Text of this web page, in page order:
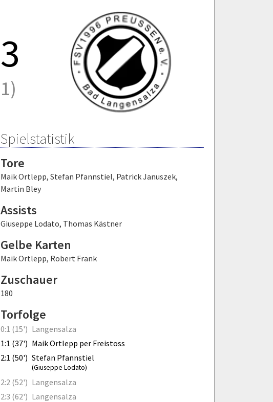
3
1)
Spielstatistik
Tore
Maik Ortlepp, Stefan Pfannstiel, Patrick Januszek,
Martin Bley
Assists
Giuseppe Lodato, Thomas Kästner
Gelbe Karten
Maik Ortlepp, Robert Frank
Zuschauer
180
Torfolge
0:1 (15') Langensalza
1:1 (37') Maik Ortlepp per Freistoss
2:1 (50') Stefan Pfannstiel
(Giuseppe Lodato)
2:2 (52') Langensalza
2:3 (62') Langensalza